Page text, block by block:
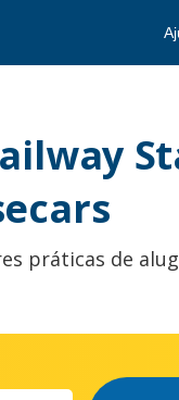
práticas de